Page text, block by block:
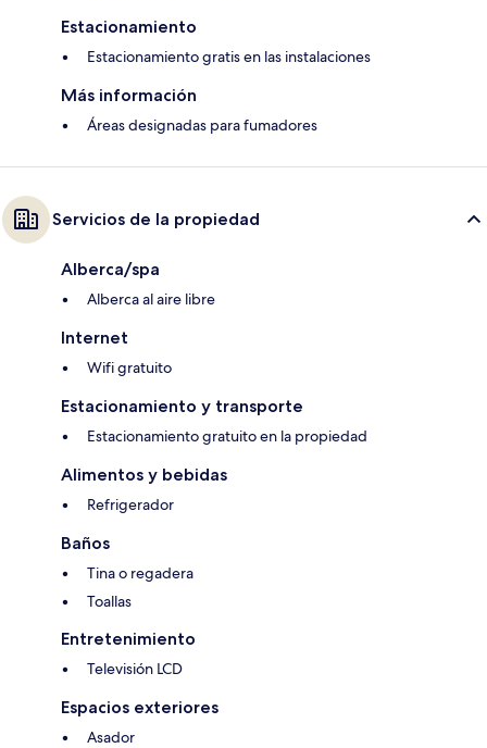
Estacionamiento
Estacionamiento gratis en las instalaciones
Más información
Áreas designadas para fumadores
Servicios de la propiedad
Alberca/spa
Alberca al aire libre
Internet
Wifi gratuito
Estacionamiento y transporte
Estacionamiento gratuito en la propiedad
Alimentos y bebidas
Refrigerador
Baños
Tina o regadera
Toallas
Entretenimiento
Televisión LCD
Espacios exteriores
Asador